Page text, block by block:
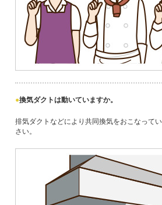
換気ダクトは動いていますか。
排気ダクトなどにより共同換気をおこなって
さい。